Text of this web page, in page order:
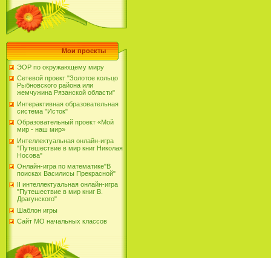
Мои проекты
ЭОР по окружающему миру
Сетевой проект "Золотое кольцо
Рыбновского района или
жемчужина Рязанской области"
Интерактивная образовательная
система "Исток"
Образовательный проект «Мой
мир - наш мир»
Интеллектуальная онлайн-игра
"Путешествие в мир книг Николая
Носова"
Онлайн-игра по математике"В
поисках Василисы Прекрасной"
II интеллектуальная онлайн-игра
"Путешествие в мир книг В.
Драгунского"
Шаблон игры
Сайт МО начальных классов